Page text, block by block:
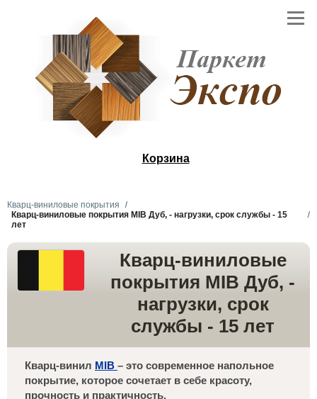
Корзина
Кварц-виниловые покрытия
Кварц-виниловые покрытия MIB Дуб, - нагрузки, срок службы - 15
лет
Кварц-виниловые
покрытия MIB Дуб, -
нагрузки, срок
службы - 15 лет
Кварц-винил MIB – это современное напольное
покрытие, которое сочетает в себе красоту,
прочность и практичность.